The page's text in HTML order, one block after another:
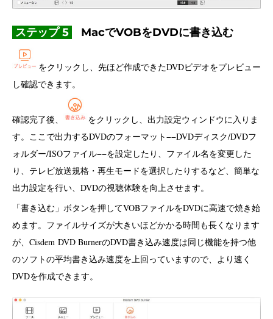
ステップ 5 MacでVOBをDVDに書き込む
をクリックし、先ほど作成できたDVDビデオをプレビュー
し確認できます。
確認完了後、
をクリックし、出力設定ウィンドウに入りま
す。ここで出力するDVDのフォーマット−−DVDディスク/DVDフ
ォルダー/ISOファイル−−を設定したり、ファイル名を変更した
り、テレビ放送規格・再生モードを選択したりするなど、簡単な
出力設定を行い、DVDの視聴体験を向上させます。
「書き込む」ボタンを押してVOBファイルをDVDに高速で焼き始
めます。ファイルサイズが大きいほどかかる時間も長くなります
が、Cisdem DVD BurnerのDVD書き込み速度は同じ機能を持つ他
のソフトの平均書き込み速度を上回っていますので、より速く
DVDを作成できます。